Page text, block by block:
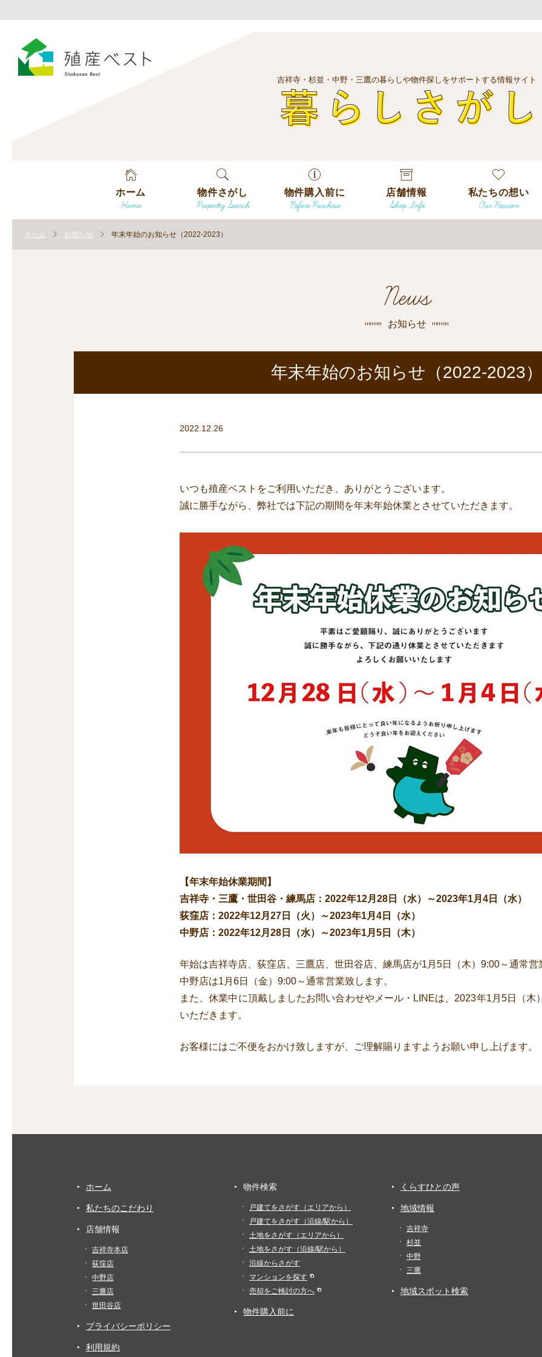
吉祥寺・杉並・中野・三鷹の暮らしや物件探しをサポートする情報サイト
ホーム
Home
物件さがし
Property Search
物件購入前に
Before Purchase
店舗情報
Shop Info
荻窪店
三鷹店
私たちの想い
Our Passion
ホーム お知らせ 年末年始のお知らせ（2022-2023）
News
お知らせ
年末年始のお知らせ（2022-2023）
2022.12.26
いつも殖産ベストをご利用いただき、ありがとうございます。
誠に勝手ながら、弊社では下記の期間を年末年始休業とさせていただきます。
【年末年始休業期間】
吉祥寺・三鷹・世田谷・練馬店：2022年12月28日（水）～2023年1月4日（水）
荻窪店：2022年12月27日（火）～2023年1月4日（水）
中野店：2022年12月28日（水）～2023年1月5日（木）
年始は吉祥寺店、荻窪店、三鷹店、世田谷店、練馬店が1月5日（木）9:00～通常営
中野店は1月6日（金）9:00～通常営業致します。
また、休業中に頂戴しましたお問い合わせやメール・LINEは、2023年1月5日（木
いただきます。
お客様にはご不便をおかけ致しますが、ご理解賜りますようお願い申し上げます。
ホーム
私たちのこだわり
店舗情報
吉祥寺本店
荻窪店
中野店
三鷹店
世田谷店
プライバシーポリシー
利用規約
物件検索
戸建てをさがす（エリアから）
戸建てをさがす（沿線/駅から）
土地をさがす（エリアから）
土地をさがす（沿線/駅から）
沿線からさがす
マンションを探す
売却をご検討の方へ
物件購入前に
くらすひとの声
地域情報
吉祥寺
杉並
中野
三鷹
地域スポット検索